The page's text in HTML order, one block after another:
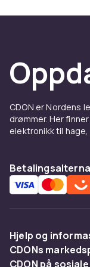
CDON er Nordens
drømmer. Her
elektronikk til
Hjelp og
Vanlige
CDONs
CDON på